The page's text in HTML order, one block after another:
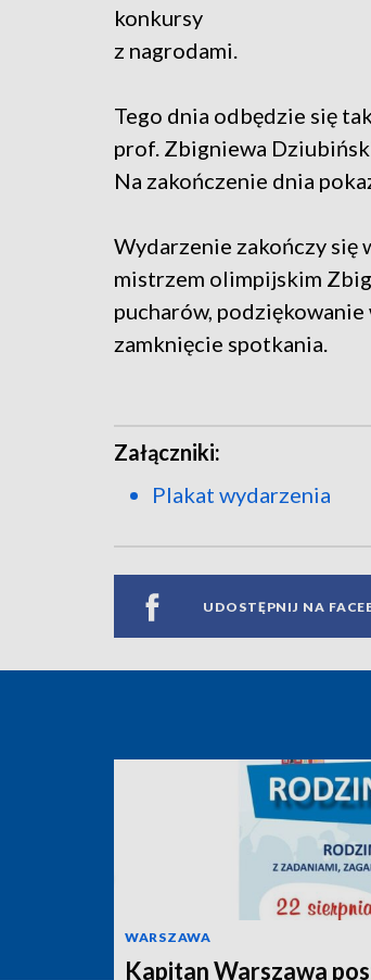
konkursy
z nagrodami.
Tego dnia odbędzie się
prof. Zbigniewa
Na zakończenie dnia
Wydarzenie zakończy się
mistrzem olimpijskim
pucharów,
zamknięcie spotkania.
Załączniki:
Plakat wydarzenia
UDOSTĘPNIJ NA
WARSZAWA
Kapitan Warszawa